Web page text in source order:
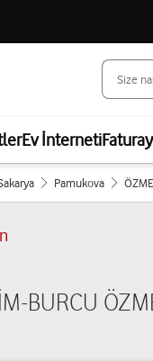
Ev İnterneti
Pamukova
BURCU